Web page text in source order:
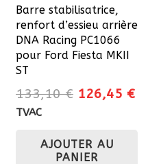
Barre stabilisatrice,
renfort d’essieu arrière
DNA Racing PC1066
pour Ford Fiesta MKII
ST
133,10€ Le
était :
126,45 €Le
TVAC
AJOUTER AU
PANIER